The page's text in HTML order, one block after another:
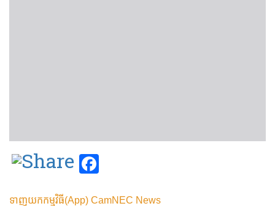
ទាញយកកម្មវិធី(App) CamNEC News